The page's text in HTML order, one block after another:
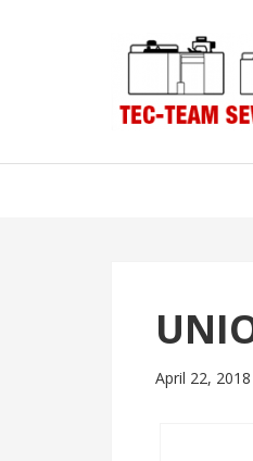
navigation
April 22, 2018